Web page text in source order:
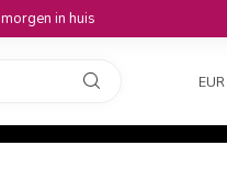
in huis
EUR